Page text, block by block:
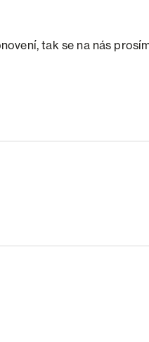
tak se na nás